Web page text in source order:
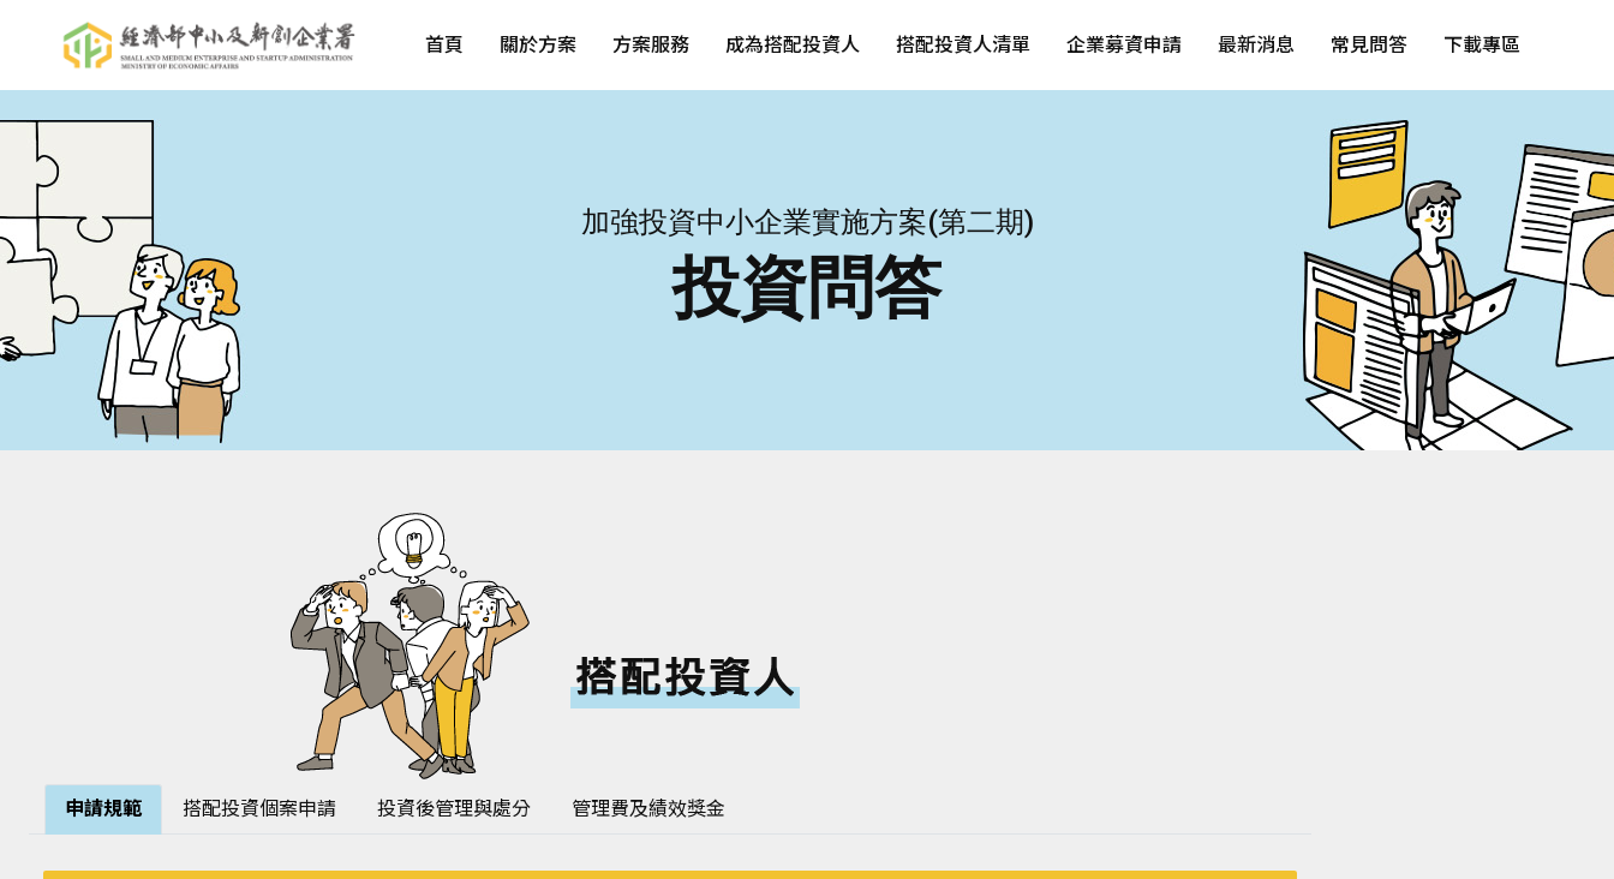
首頁 關於方案 方案服務 成為搭配投資人 搭配投資人清單 企業募資申請 最新消息 常見問答 下載專區
加強投資中小企業實施方案(第二期)
投資問答
申請規範 搭配投資個案申請 投資後管理與處分 管理費及績效獎金